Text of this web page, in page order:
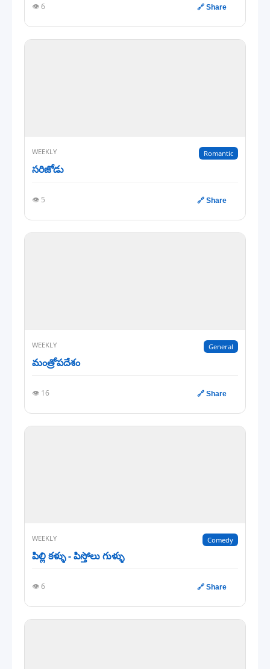
👁️ 6 🔗 Share
WEEKLY Romantic
సరిజోడు
👁️ 5 🔗 Share
WEEKLY General
మంత్రోపదేశం
👁️ 16 🔗 Share
WEEKLY Comedy
పిల్లి కళ్ళు - పిస్తోలు గుళ్ళు
👁️ 6 🔗 Share